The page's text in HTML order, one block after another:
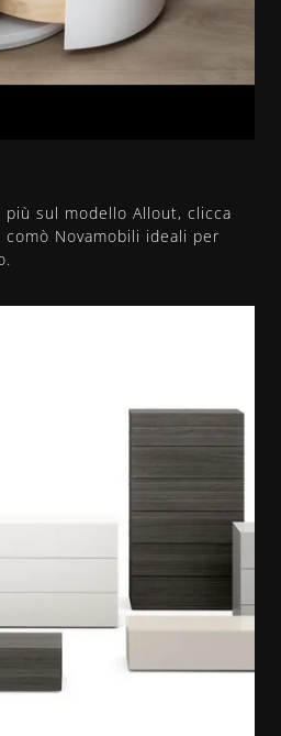
sul modello Allout, clicca
Novamobili ideali per